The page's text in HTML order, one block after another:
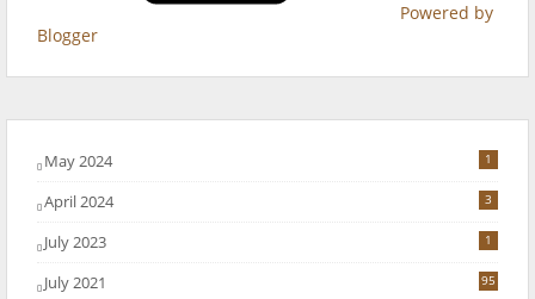
Powered by
Blogger
May 2024 1
April 2024 3
July 2023 1
July 2021 95